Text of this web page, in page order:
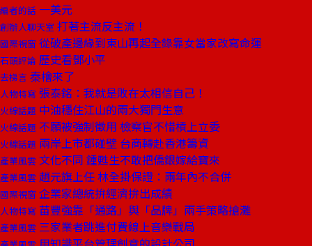
編者的話 一美元
創辦人聊天室 打著主流反主流！
國際視窗 從破產邊緣到東山再起全錄靠女當家改寫命運
石頭評論 歷史看鄧小平
去梯言 秦檜來了
人物特寫 張泰銘：我就是敗在太相信自己！
火線話題 中油穩住江山的兩大獨門生意
火線話題 不願被強制徵用 檢察官不惜槓上立委
火線話題 兩岸上市都碰壁 台商轉赴香港籌資
產業風雲 文化不同 鍾甦生不敢把僑銀嫁給寶來
產業風雲 趙元旗上任 林全掛保證：兩年內不合併
國際視窗 企業家總統拚經濟拚出成績
人物特寫 苗豐強靠「通路」與「品牌」兩手策略搶灘
產業風雲 三家業者跳進付費線上音樂戰局